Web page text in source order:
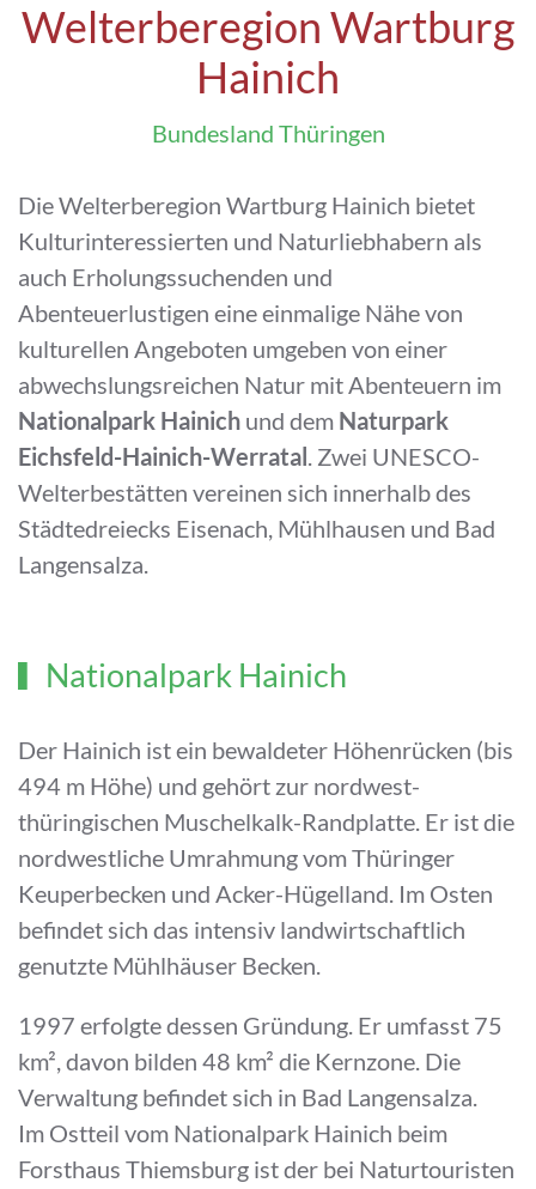
Welterberegion Wartburg
Hainich
Bundesland Thüringen
Die Welterberegion Wartburg Hainich bietet
Kulturinteressierten und Naturliebhabern als
auch Erholungssuchenden und
Abenteuerlustigen eine einmalige Nähe von
kulturellen Angeboten umgeben von einer
abwechslungsreichen Natur mit Abenteuern im
Nationalpark Hainich und dem Naturpark
Eichsfeld-Hainich-Werratal. Zwei UNESCO-
Welterbestätten vereinen sich innerhalb des
Städtedreiecks Eisenach, Mühlhausen und Bad
Langensalza.
Nationalpark Hainich
Der Hainich ist ein bewaldeter Höhenrücken (bis
494 m Höhe) und gehört zur nordwest-
thüringischen Muschelkalk-Randplatte. Er ist die
nordwestliche Umrahmung vom Thüringer
Keuperbecken und Acker-Hügelland. Im Osten
befindet sich das intensiv landwirtschaftlich
genutzte Mühlhäuser Becken.
1997 erfolgte dessen Gründung. Er umfasst 75
km², davon bilden 48 km² die Kernzone. Die
Verwaltung befindet sich in Bad Langensalza.
Im Ostteil vom Nationalpark Hainich beim
Forsthaus Thiemsburg ist der bei Naturtouristen